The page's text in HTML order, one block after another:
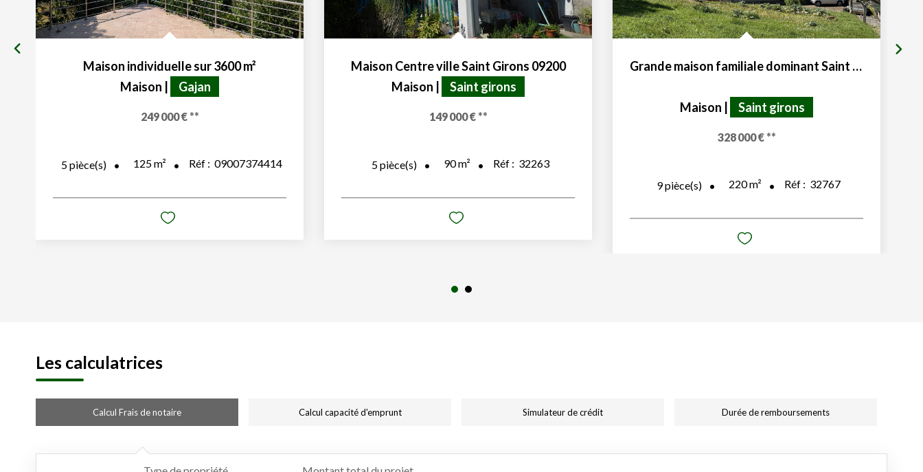
Maison individuelle sur 3600 m²
Maison
Gajan
249 000 €**
5pièce(s) 125m² Réf : 09007374414
Maison Centre ville Saint Girons 09200
Maison
Saint girons
149 000 €**
5pièce(s) 90m² Réf : 32263
Grande maison familiale dominant Saint Girons 09200
Maison Saint girons
328 000 €**
9pièce(s) 220m² Réf : 32767
Les calculatrices
Calcul Frais de notaire Calcul capacité d'emprunt Simulateur de crédit Durée de remboursements